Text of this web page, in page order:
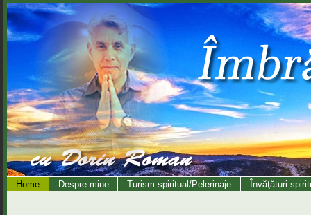
Home Despre mine Turism spiritual/Pelerinaje Învăţături